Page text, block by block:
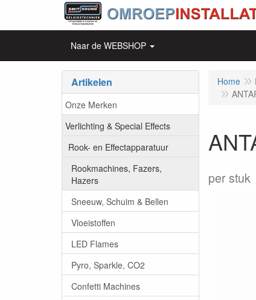
Naar de WEBSHOP
Artikelen
Onze Merken
Verlichting & Special Effects
Rook- en Effectapparatuur
Rookmachines, Fazers,
Hazers
Sneeuw, Schuim & Bellen
Vloeistoffen
LED Flames
Pyro, Sparkle, CO2
Confetti Machines
Home
per stuk